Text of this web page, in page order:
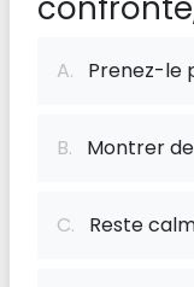
A. Prenez-le
B. Montrer
C. Reste